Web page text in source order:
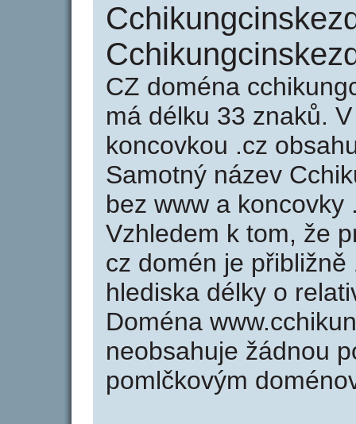
CZ doména
má délku 33 znaků.
koncovkou .cz
Samotný název
bez www a
Vzhledem k tom, že
cz domén je
hlediska délky o
Doména
neobsahuje žádnou
pomlčkovým